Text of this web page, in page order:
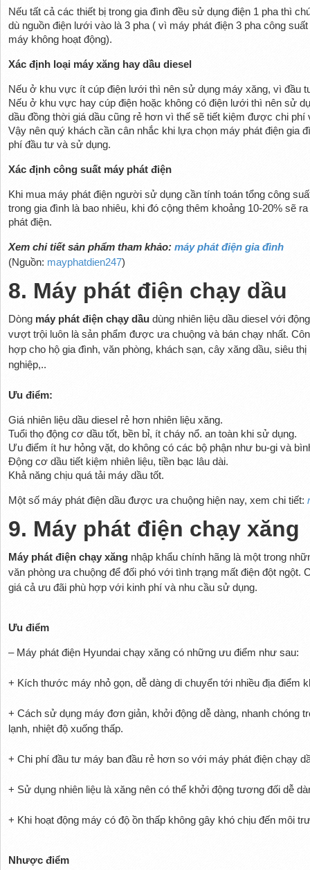
Nếu tất cả các thiết bị trong gia đình đều sử dụng điện 1 pha thì
dù nguồn điện lưới vào là 3 pha ( vì máy phát điện 3 pha công
máy không hoạt động).
Xác định loại máy xăng hay dầu diesel
Nếu ở khu vực ít cúp điện lưới thì nên sử dụng máy xăng, vì đầu
Nếu ở khu vực hay cúp điện hoặc không có điện lưới thì nên sử
dầu đồng thời giá dầu cũng rẻ hơn vì thế sẽ tiết kiệm được chi phí
Vậy nên quý khách cần cân nhắc khi lựa chọn máy phát điện gia
phí đầu tư và sử dụng.
Xác định công suất máy phát điện
Khi mua máy phát điện người sử dụng cần tính toán tổng công
trong gia đình là bao nhiêu, khi đó cộng thêm khoảng 10-20% sẽ
phát điện.
Xem chi tiết sản phẩm tham khảo: máy phát điện gia đình
(Nguồn: mayphatdien247)
8. Máy phát điện chạy dầu
Dòng máy phát điện chạy dầudùng nhiên liệu dầu diesel với
vượt trội luôn là sản phẩm được ưa chuộng và bán chạy nhất.
hợp cho hộ gia đình, văn phòng, khách sạn, cây xăng dầu, siêu
nghiệp,..
Ưu điểm:
Giá nhiên liệu dầu diesel rẻ hơn nhiên liệu xăng.
Tuổi thọ động cơ dầu tốt, bền bỉ, ít cháy nổ. an toàn khi sử dụng.
Ưu điểm ít hư hỏng vặt, do không có các bộ phận như bu-gi và
Động cơ dầu tiết kiệm nhiên liệu, tiền bạc lâu dài.
Khả năng chịu quá tải máy dầu tốt.
Một số máy phát điện dầu được ưa chuộng hiện nay, xem chi tiết:
9. Máy phát điện chạy xăng
Máy phát điện chạy xăngnhập khẩu chính hãng là một trong
văn phòng ưa chuộng để đối phó với tình trạng mất điện đột ngột.
giá cả ưu đãi phù hợp với kinh phí và nhu cầu sử dụng.
Ưu điểm
– Máy phát điện Hyundai chạy xăng có những ưu điểm như sau:
+ Kích thước máy nhỏ gọn, dễ dàng di chuyển tới nhiều địa điểm
+ Cách sử dụng máy đơn giản, khởi động dễ dàng, nhanh chóng
lạnh, nhiệt độ xuống thấp.
+ Chi phí đầu tư máy ban đầu rẻ hơn so với máy phát điện chạy
+ Sử dụng nhiên liệu là xăng nên có thể khởi động tương đối dễ
+ Khi hoạt động máy có độ ồn thấp không gây khó chịu đến môi
Nhược điểm